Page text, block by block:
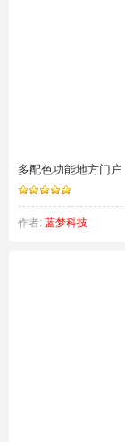
多配色功能地方门户
作者: 蓝梦科技